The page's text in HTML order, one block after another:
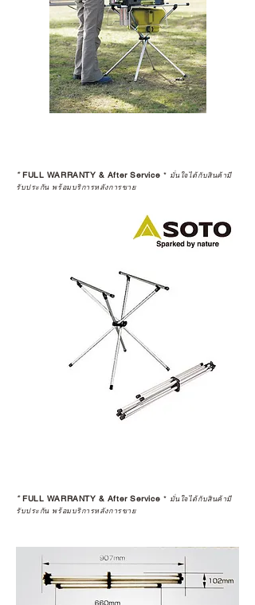
*FULL WARRANTY & After Service * มั่นใจได้กับสินค้ามี
รับประกัน พร้อมบริการหลังการขาย
*FULL WARRANTY & After Service * มั่นใจได้กับสินค้ามี
รับประกัน พร้อมบริการหลังการขาย